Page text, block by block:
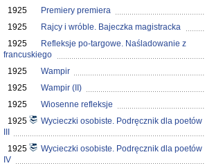
1925
Premiery premiera
1925
Rajcy i wróble. Bajeczka magistracka
1925
Refleksje po-targowe. Naśladowanie z
francuskiego
1925
Wampir
1925
Wampir (II)
1925
Wiosenne refleksje
1925
Wycieczki osobiste. Podręcznik dla poetów
1925
Wycieczki osobiste. Podręcznik dla poetów
IV